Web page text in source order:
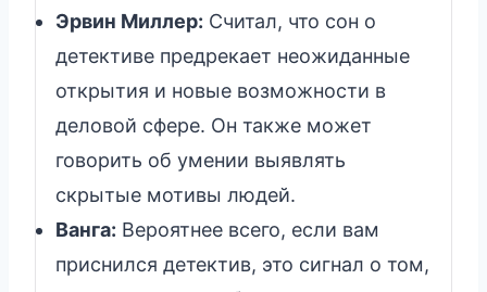
Эрвин Миллер: Считал, что сон о
детективе предрекает неожиданные
открытия и новые возможности в
деловой сфере. Он также может
говорить об умении выявлять
скрытые мотивы людей.
Ванга: Вероятнее всего, если вам
приснился детектив, это сигнал о том,